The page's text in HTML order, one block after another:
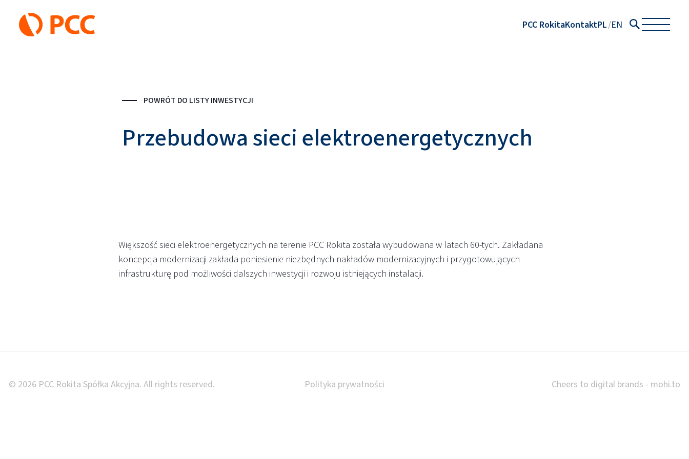
PCC RokitaKontaktPL EN
POWRÓT DO LISTY INWESTYCJI
Przebudowa sieci elektroenergetycznych
Większość sieci elektroenergetycznych na terenie PCC Rokita została wybudowana w latach 60-tych. Zakładana
koncepcja modernizacji zakłada poniesienie niezbędnych nakładów modernizacyjnych i przygotowujących
infrastrukturę pod możliwości dalszych inwestycji i rozwoju istniejących instalacji.
© 2026 PCC Rokita Spółka Akcyjna. All rights reserved. Polityka prywatności Cheers to digital brands - mohi.to